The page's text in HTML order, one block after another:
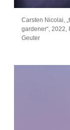
Carsten Nicolai,
gardener“, 2022,
Geuter